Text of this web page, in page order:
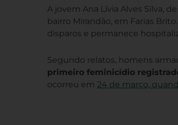
A jovem Ana Lívia Alves Silva,
bairro Mirandão, em Farias
disparos e permanece
Segundo relatos, homens
primeiro feminicídio
ocorreu em 24 de março,